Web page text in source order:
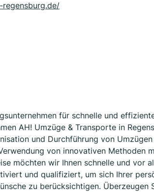
für schnelle und
AH! Umzüge & Transporte in
und Durchführung von
von innovativen Methoden
möchten wir Ihnen schnelle und vor
und qualifiziert, um sich Ihrer
zu berücksichtigen. Überzeugen